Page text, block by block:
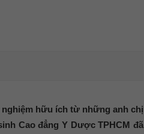
hữu ích từ những anh chị
Cao đẳng Y Dược TPHCM đã